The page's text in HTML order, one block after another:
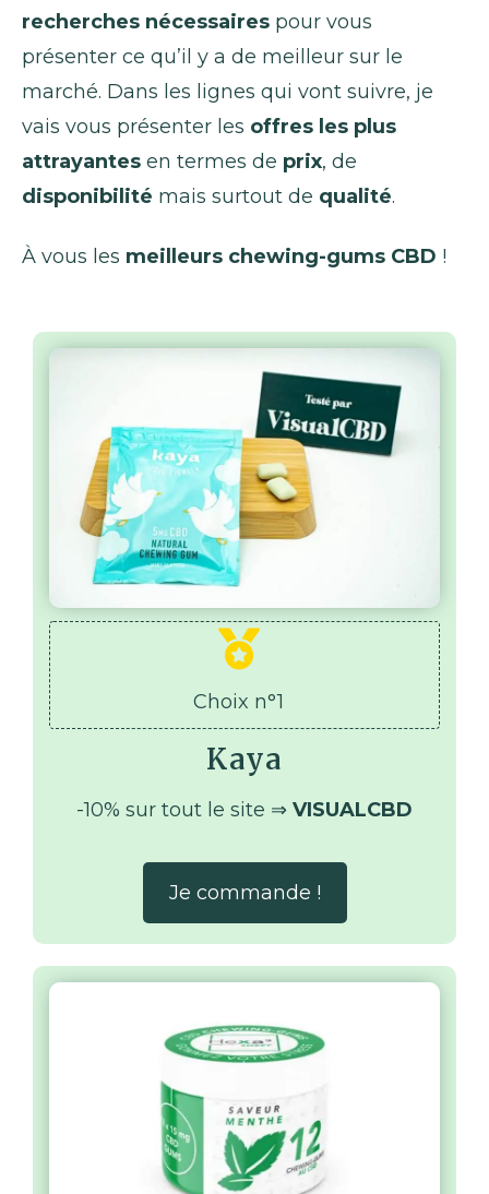
recherches nécessaires pour vous
présenter ce qu’il y a de meilleur sur le
marché. Dans les lignes qui vont suivre, je
vais vous présenter les offres les plus
attrayantes en termes de prix, de
disponibilité mais surtout de qualité.
À vous les meilleurs chewing-gums CBD !
Choix n°1
Kaya
-10% sur tout le site ⇒ VISUALCBD
Je commande !